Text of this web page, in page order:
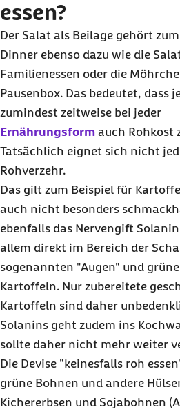
essen?
Der Salat als Beilage gehört
Dinner ebenso dazu wie die
Familienessen oder die
Pausenbox. Das bedeutet, dass
zumindest zeitweise bei jeder
Ernährungsform auch Rohkost
Tatsächlich eignet sich nicht
Rohverzehr.
Das gilt zum Beispiel für
auch nicht besonders
ebenfalls das Nervengift
allem direkt im Bereich der
sogenannten "Augen" und
Kartoffeln. Nur zubereitete
Kartoffeln sind daher
Solanins geht zudem ins
sollte daher nicht mehr weiter
Die Devise "keinesfalls roh
grüne Bohnen und andere
Kichererbsen und Sojabohnen